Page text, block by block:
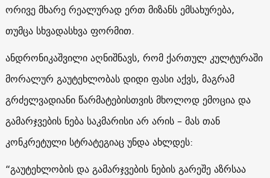
ორივე მხარე რეალურად ერთ მიზანს ემსახურება,
თუმცა სხვადასხვა ფორმით.
ანდრონიკაშვილი აღნიშნავს, რომ ქართულ კულტურაში
მორალურ გაუტეხლობას დიდი ფასი აქვს, მაგრამ
გრძელვადიანი წარმატებისთვის მხოლოდ ემოცია და
გამარჯვების ნება საკმარისი არ არის – მას თან
კონკრეტული სტრატეგიაც უნდა ახლდეს:
“გაუტეხლობის და გამარჯვების ნების გარეშე აზრსაა